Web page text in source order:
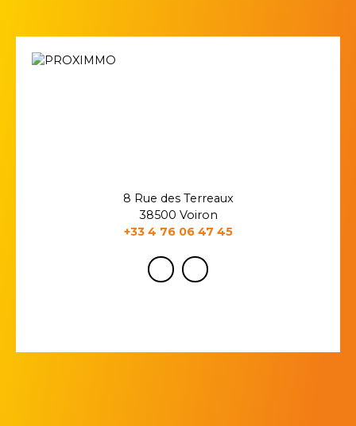
8 Rue des Terreaux
38500 Voiron
+33 4 76 06 47 45